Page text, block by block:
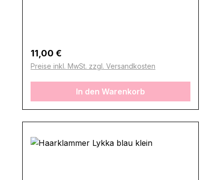
Regulärer Preis:
11,00 €
Preise inkl. MwSt. zzgl. Versandkosten
In den Warenkorb